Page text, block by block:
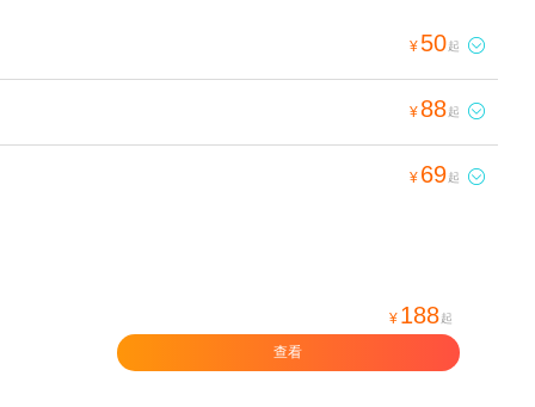
¥ 50起 
¥ 88起 
¥ 69起 
¥ 188 起
查看